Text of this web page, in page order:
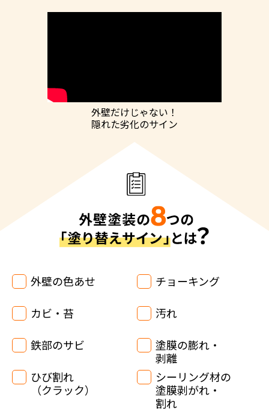
外壁だけじゃない！
隠れた劣化のサイン
外壁の色あせ チョーキング
カビ・苔 汚れ
鉄部のサビ
塗膜の膨れ・
剥離
ひび割れ
（クラック）
シーリング材の
塗膜剥がれ・
割れ